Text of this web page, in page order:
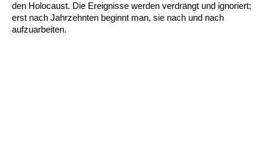
den Holocaust. Die Ereignisse werden verdrängt und ignoriert;
erst nach Jahrzehnten beginnt man, sie nach und nach
aufzuarbeiten.